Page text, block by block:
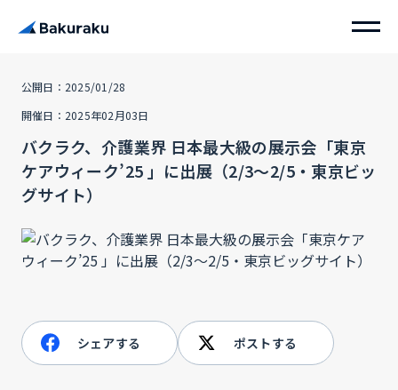
公開日：2025/01/28
開催日：2025年02月03日
バクラク、介護業界 日本最大級の展示会「東京
ケアウィーク’25 」に出展（2/3〜2/5・東京ビッ
グサイト）
シェアする ポストする